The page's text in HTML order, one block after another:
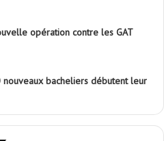
opération contre les GAT
nouveaux bacheliers débutent leur